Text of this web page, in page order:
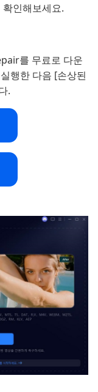
인해보세요.
를 무료로 다운
행한 다음 [손상된
.